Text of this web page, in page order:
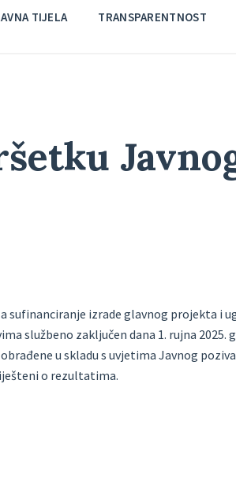
TIJELA TRANSPARENTNOST
sufinanciranje izrade glavnog projekta i
službeno zaključen dana 1. rujna 2025.
u skladu s uvjetima Javnog
o rezultatima.